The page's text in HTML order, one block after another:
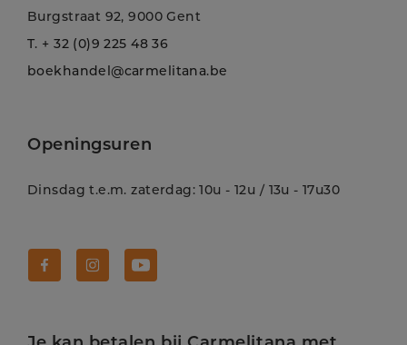
Burgstraat 92, 9000 Gent
T. + 32 (0)9 225 48 36
boekhandel@carmelitana.be
Openingsuren
Dinsdag t.e.m. zaterdag: 10u - 12u / 13u - 17u30